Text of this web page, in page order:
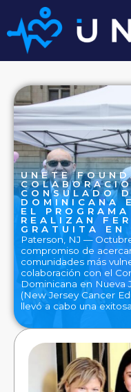
UNETE
CONSULADO
DOMINICANA
EL
REALIZAN
GRATUITA EN
Paterson, NJ —
compromiso de
comunidades más
colaboración con el
Dominicana en Nueva
(New Jersey Cancer
llevó a cabo una